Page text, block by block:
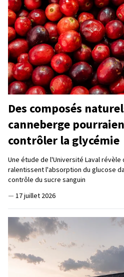
Des composés
canneberge
contrôler la glycémie
Une étude de l'Université Laval
ralentissent l'absorption du glucose
contrôle du sucre sanguin
— 17 juillet 2026